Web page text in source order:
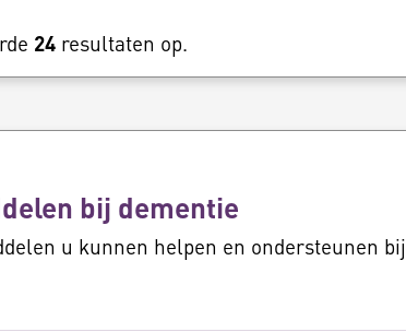
24 resultaten op.
bij dementie
u kunnen helpen en ondersteunen bij